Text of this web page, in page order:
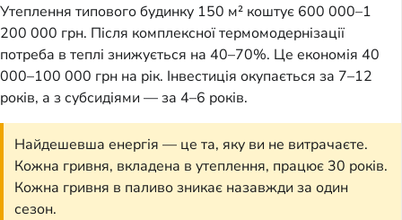
Утеплення типового будинку 150 м² коштує 600 000–1
200 000 грн. Після комплексної термомодернізації
потреба в теплі знижується на 40–70%. Це економія 40
000–100 000 грн на рік. Інвестиція окупається за 7–12
років, а з субсидіями — за 4–6 років.
Найдешевша енергія — це та, яку ви не витрачаєте.
Кожна гривня, вкладена в утеплення, працює 30 років.
Кожна гривня в паливо зникає назавжди за один
сезон.